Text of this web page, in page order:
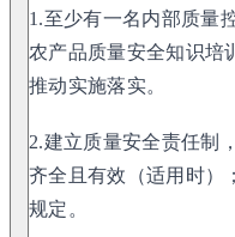
1.至少有一名内部质量
农产品质量安全知识培
推动实施落实。
2.建立质量安全责任制
齐全且有效（适用时）
规定。